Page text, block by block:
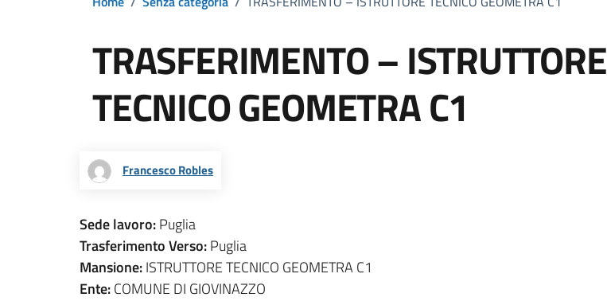
TRASFERIMENTO – ISTRUTTORE
TECNICO GEOMETRA C1
Francesco Robles
Sede lavoro:Puglia
Trasferimento Verso:Puglia
Mansione:ISTRUTTORE TECNICO GEOMETRA C1
Ente:COMUNE DI GIOVINAZZO